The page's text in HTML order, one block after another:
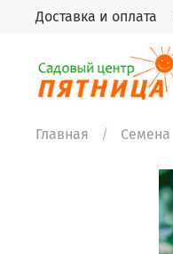
Доставка и оплата
Главная Семена